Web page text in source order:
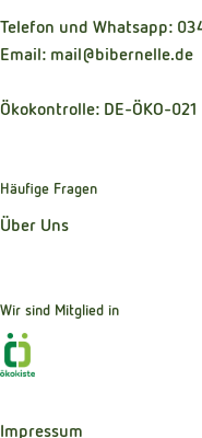
Telefon und Whatsapp:
Email: mail@bibernelle.de
Ökokontrolle: DE-ÖKO-021
Häufige Fragen
Über Uns
Wir sind Mitglied in
Impressum